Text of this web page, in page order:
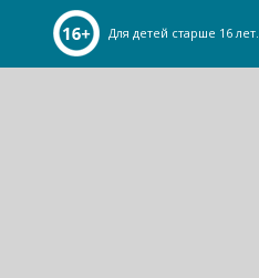
Для детей старше 16 лет.